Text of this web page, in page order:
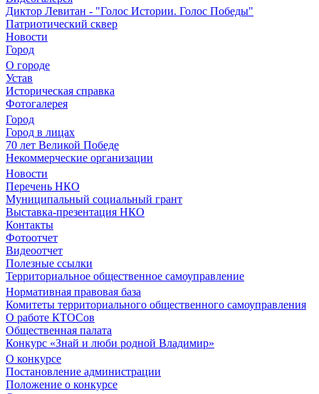
Диктор Левитан - "Голос Истории. Голос Победы"
Патриотический сквер
Новости
Город
О городе
Устав
Историческая справка
Фотогалерея
Город
Город в лицах
70 лет Великой Победе
Некоммерческие организации
Новости
Перечень НКО
Муниципальный социальный грант
Выставка-презентация НКО
Контакты
Фотоотчет
Видеоотчет
Полезные ссылки
Территориальное общественное самоуправление
Нормативная правовая база
Комитеты территориального общественного самоуправления
О работе КТОСов
Общественная палата
Конкурс «Знай и люби родной Владимир»
О конкурсе
Постановление администрации
Положение о конкурсе